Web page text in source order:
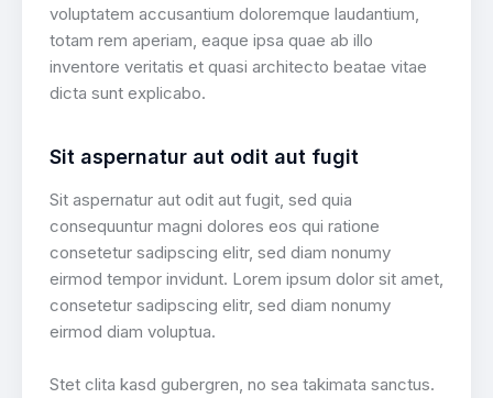
voluptatem accusantium doloremque laudantium,
totam rem aperiam, eaque ipsa quae ab illo
inventore veritatis et quasi architecto beatae vitae
dicta sunt explicabo.
Sit aspernatur aut odit aut fugit
Sit aspernatur aut odit aut fugit, sed quia
consequuntur magni dolores eos qui ratione
consetetur sadipscing elitr, sed diam nonumy
eirmod tempor invidunt. Lorem ipsum dolor sit amet,
consetetur sadipscing elitr, sed diam nonumy
eirmod diam voluptua.
Stet clita kasd gubergren, no sea takimata sanctus.